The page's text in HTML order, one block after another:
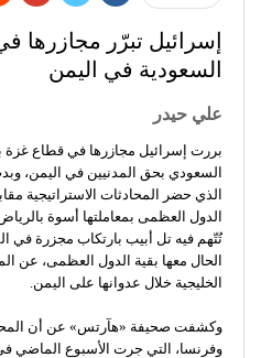
إسرائيل تبرّر مجازرها
السعودية في اليمن
علي حيدر
بررت إسرائيل مجازرها في قطاع غزة
السعودي بحق المدنيين في اليمن،
الذي حضر المحادثات الاستراتيجية
الدول العظمى بمعاملتها أسوة
تُتّهم فيه تل أبيب بارتكاب مجزرة في
الحال معها بقية الدول العظمى، عن
الخليجية خلال عدوانها على اليمن.
وكشفت صحيفة «هآرتس» عن أن
وفرنسا، التي جرت الأسبوع الماضي